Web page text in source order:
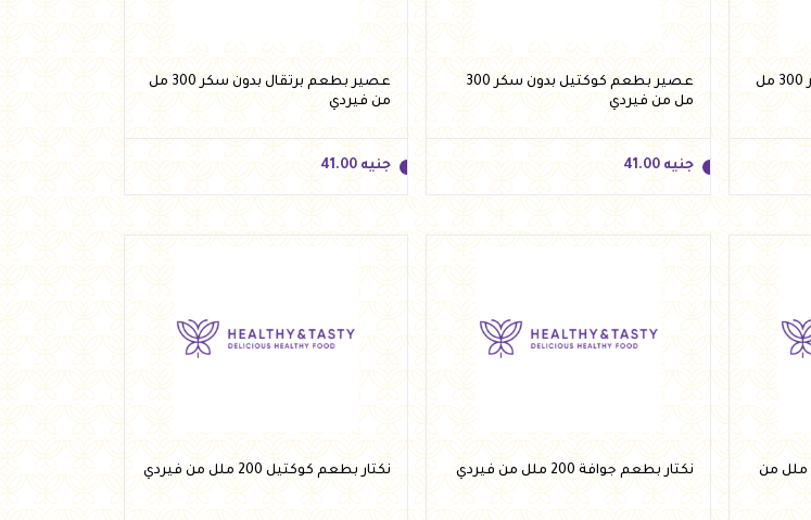
عصير بطعم الخوخ بدون سكر 300 مل
عصير بطعم كوكتيل بدون سكر 300
مل من فيردي
جنيه 41.00
جنيه 41.00
عصير بطعم برتقال بدون سكر 300 مل
من فيردي
جنيه 41.00
جنيه 41.00
نكتار بطعم التفاح الاحمر 200 ملل من
نكتار بطعم جوافة 200 ملل من فيردي نكتار بطعم كوكتيل 200 ملل من فيردي